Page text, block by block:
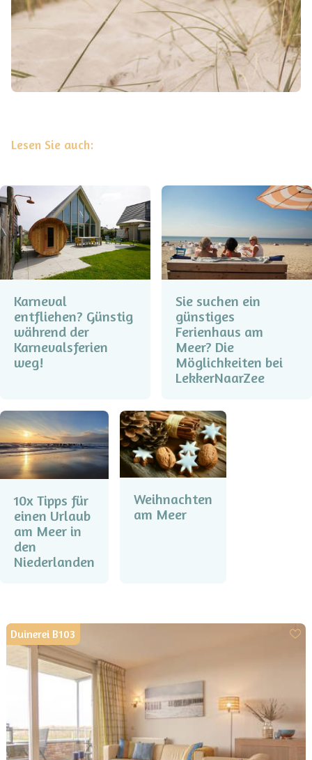
Lesen Sie auch:
Karneval
entfliehen? Günstig
während der
Karnevalsferien
weg!
Sie suchen ein
günstiges
Ferienhaus am
Meer? Die
Möglichkeiten bei
LekkerNaarZee
10x Tipps für
einen Urlaub
am Meer in
den
Niederlanden
Weihnachten
am Meer
Duinerei B103